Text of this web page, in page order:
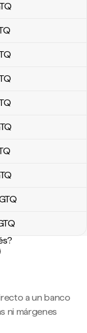
a un banco
ni márgenes